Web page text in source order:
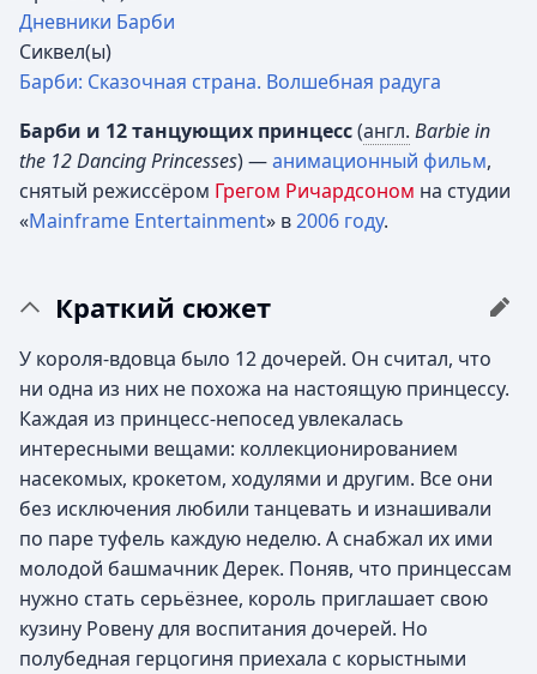
Дневники Барби
Сиквел(ы)
Барби: Сказочная страна. Волшебная радуга
Барби и 12 танцующих принцесс(англ. Barbie in
the 12 Dancing Princesses) —анимационный фильм,
снятый режиссёром Грегом Ричардсоном на студии
«Mainframe Entertainment» в2006 году.
Краткий сюжет
У короля-вдовца было 12 дочерей. Он считал, что
ни одна из них не похожа на настоящую принцессу.
Каждая из принцесс-непосед увлекалась
интересными вещами: коллекционированием
насекомых, крокетом, ходулями и другим. Все они
без исключения любили танцевать и изнашивали
по паре туфель каждую неделю. А снабжал их ими
молодой башмачник Дерек. Поняв, что принцессам
нужно стать серьёзнее, король приглашает свою
кузину Ровену для воспитания дочерей. Но
полубедная герцогиня приехала с корыстными